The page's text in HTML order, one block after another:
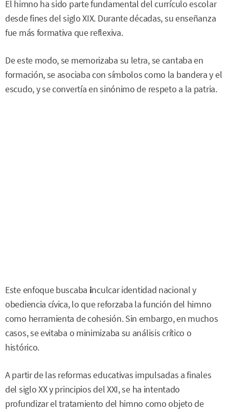
El himno ha sido parte fundamental del currículo escolar
desde fines del siglo XIX. Durante décadas, su enseñanza
fue más formativa que reflexiva.
De este modo, se memorizaba su letra, se cantaba en
formación, se asociaba con símbolos como la bandera y el
escudo, y se convertía en sinónimo de respeto a la patria.
Este enfoque buscaba inculcar identidad nacional y
obediencia cívica, lo que reforzaba la función del himno
como herramienta de cohesión. Sin embargo, en muchos
casos, se evitaba o minimizaba su análisis crítico o
histórico.
A partir de las reformas educativas impulsadas a finales
del siglo XX y principios del XXI, se ha intentado
profundizar el tratamiento del himno como objeto de